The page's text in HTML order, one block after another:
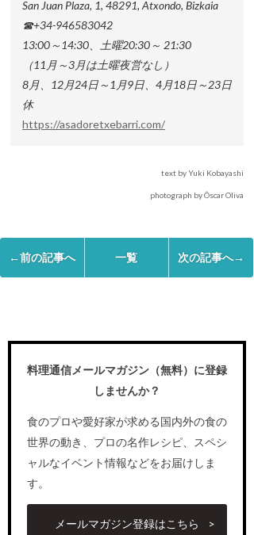
San Juan Plaza, 1, 48291, Atxondo, Bizkaia
☎+34-946583042
13:00～14:30、土曜20:30～ 21:30
（11月～3月は土曜夜営なし）
8月、12月24日～1月9日、4月18日～23日
休
https://asadoretxebarri.com/
text by Yuki Kobayashi
photograph by Ôscar Oliva
←前の記事へ 一覧 次の記事へ→
料理通信メールマガジン（無料）に登録
しませんか？
食のプロや愛好家が求める国内外の食の
世界の動き、プロの名作レシピ、スペシ
ャルなイベント情報などをお届けしま
す。
メールマガジン登録はこちら